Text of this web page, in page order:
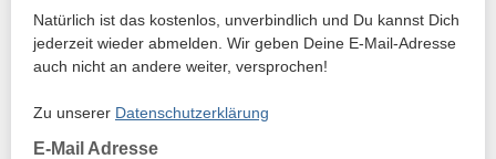
Natürlich ist das kostenlos, unverbindlich und Du kannst Dich
jederzeit wieder abmelden. Wir geben Deine E-Mail-Adresse
auch nicht an andere weiter, versprochen!
Zu unserer Datenschutzerklärung
E-Mail Adresse